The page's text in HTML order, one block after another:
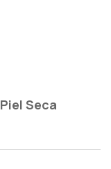
Piel Seca